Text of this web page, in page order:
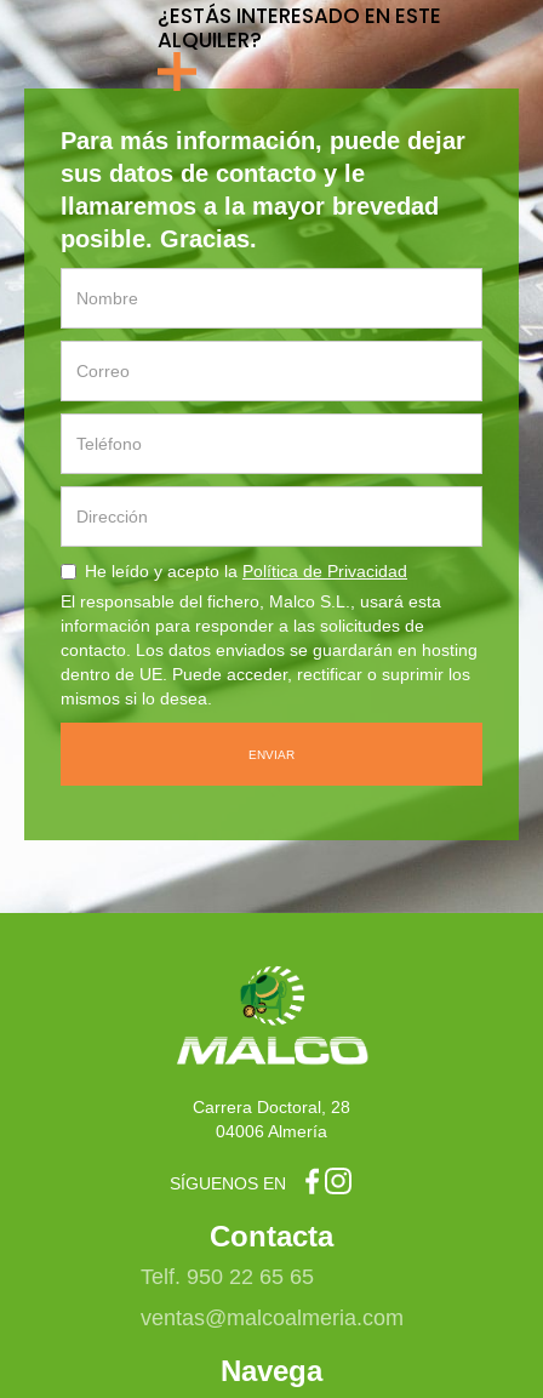
¿ESTÁS INTERESADO EN ESTE
ALQUILER?
Para más información, puede dejar
sus datos de contacto y le
llamaremos a la mayor brevedad
posible. Gracias.
He leído y acepto laPolítica de Privacidad
El responsable del fichero, Malco S.L., usará esta
información para responder a las solicitudes de
contacto. Los datos enviados se guardarán en hosting
dentro de UE. Puede acceder, rectificar o suprimir los
mismos si lo desea.
ENVIAR
Carrera Doctoral, 28
04006 Almería
SÍGUENOS EN
Contacta
Telf. 950 22 65 65
ventas@malcoalmeria.com
Navega